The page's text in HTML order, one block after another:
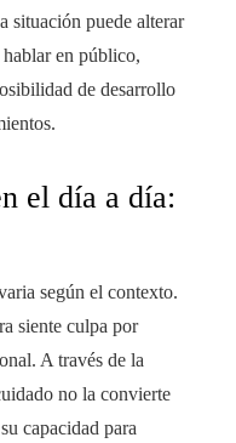
situación puede alterar
en público,
de desarrollo
el día a día:
según el contexto.
siente culpa por
A través de la
no la convierte
capacidad para